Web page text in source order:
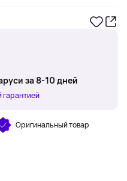
за 8-10 дней
гарантией
Оригинальный товар